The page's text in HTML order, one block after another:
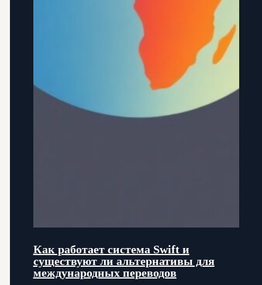
Как работает система Swift и
существуют ли альтернативы для
международных переводов